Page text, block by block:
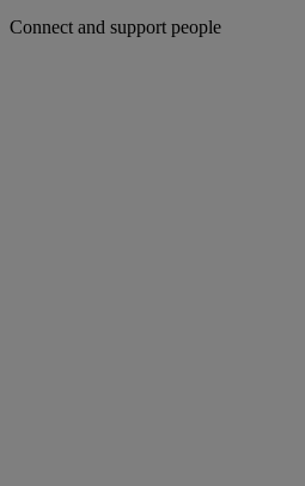
Connect and support people